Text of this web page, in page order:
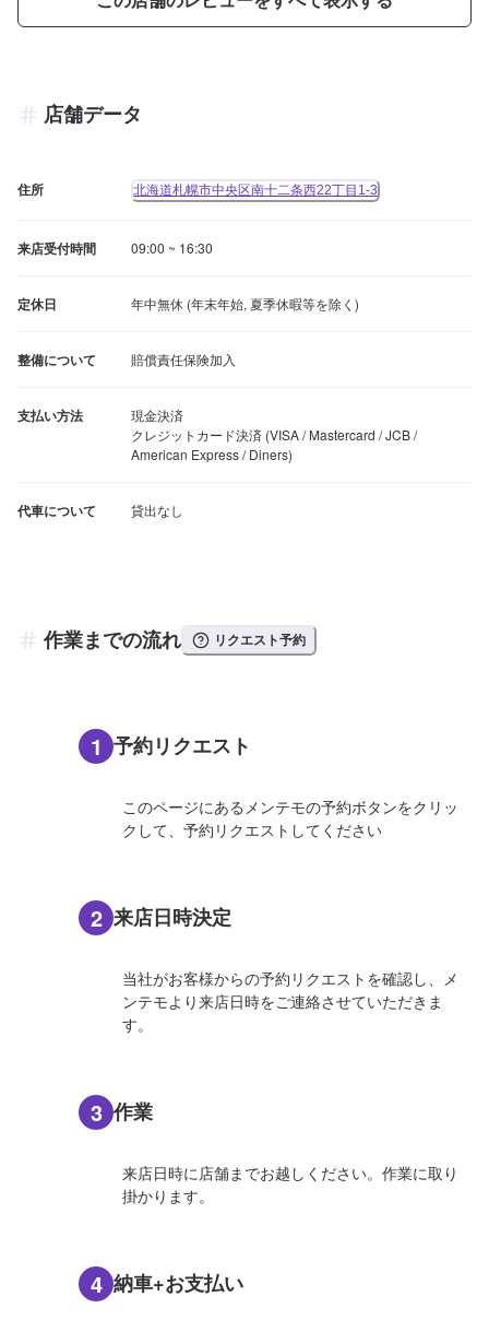
店舗データ
住所 北海道札幌市中央区南十二条西22丁目1-3
来店受付時間 09:00 ~ 16:30
定休日 年中無休 (年末年始, 夏季休暇等を除く)
整備について 賠償責任保険加入
支払い方法
現金決済
クレジットカード決済 (VISA / Mastercard / JCB /
American Express / Diners)
代車について 貸出なし
作業までの流れ リクエスト予約
1 予約リクエスト
このページにあるメンテモの予約ボタンをクリッ
クして、予約リクエストしてください
2 来店日時決定
当社がお客様からの予約リクエストを確認し、メ
ンテモより来店日時をご連絡させていただきま
す。
3 作業
来店日時に店舗までお越しください。作業に取り
掛かります。
4 納車+お支払い